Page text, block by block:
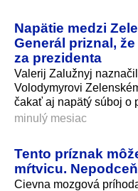
Napätie medzi
Generál priznal,
za prezidenta
Valerij Zalužnyj
Volodymyrovi
čakať aj napätý súboj o
minulý mesiac
Tento príznak
mŕtvicu.
Cievna mozgová